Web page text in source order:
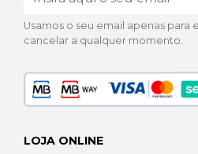
Usamos o seu email apenas para
cancelar a qualquer momento.
LOJA ONLINE